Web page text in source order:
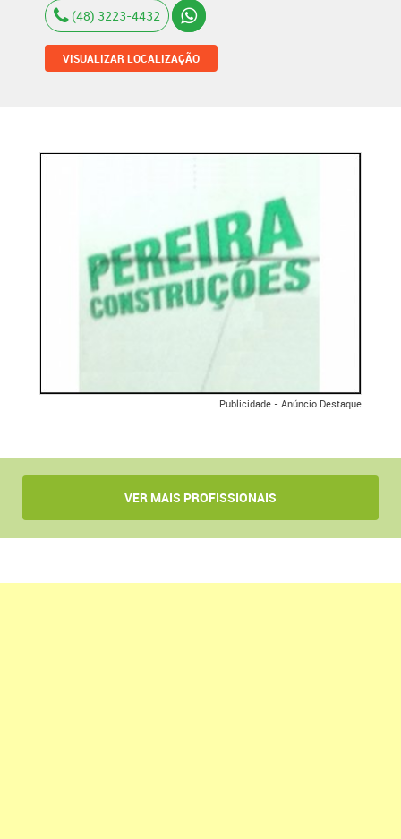
(48) 3223-4432
VISUALIZAR LOCALIZAÇÃO
Publicidade - Anúncio Destaque
VER MAIS PROFISSIONAIS